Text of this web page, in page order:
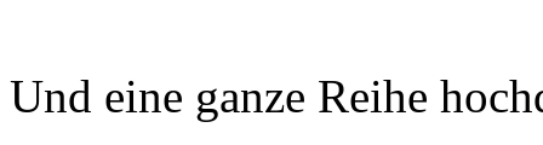
Und eine ganze Reihe